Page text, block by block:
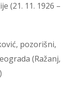
(21. 11. 1926 –
pozorišni,
(Ražanj,